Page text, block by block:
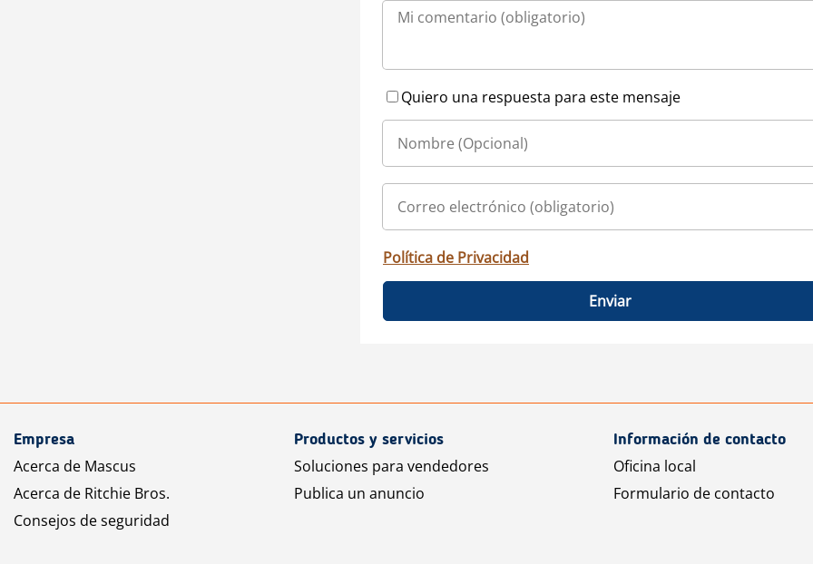
Quiero una respuesta para este mensaje
Política de Privacidad
Enviar
Empresa
Acerca de Mascus
Acerca de Ritchie Bros.
Consejos de seguridad
Productos y servicios
Soluciones para vendedores
Publica un anuncio
Información de contacto
Oficina local
Formulario de contacto